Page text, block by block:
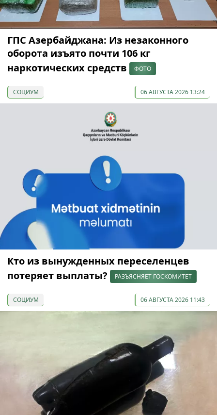
ГПС Азербайджана: Из незаконного
оборота изъято почти 106 кг
наркотических средств
ФОТО
СОЦИУМ 06 АВГУСТА 2026 13:24
Кто из вынужденных переселенцев
потеряет выплаты?
РАЗЪЯСНЯЕТ ГОСКОМИТЕТ
СОЦИУМ 06 АВГУСТА 2026 11:43